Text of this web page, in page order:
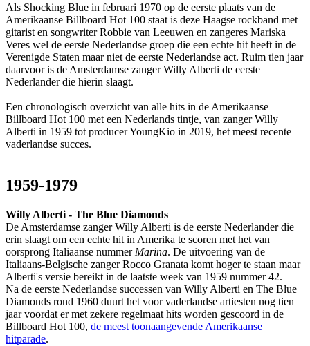
Als Shocking Blue in februari 1970 op de eerste plaats van de
Amerikaanse Billboard Hot 100 staat is deze Haagse rockband met
gitarist en songwriter Robbie van Leeuwen en zangeres Mariska
Veres wel de eerste Nederlandse groep die een echte hit heeft in de
Verenigde Staten maar niet de eerste Nederlandse act. Ruim tien jaar
daarvoor is de Amsterdamse zanger Willy Alberti de eerste
Nederlander die hierin slaagt.
Een chronologisch overzicht van alle hits in de Amerikaanse
Billboard Hot 100 met een Nederlands tintje, van zanger Willy
Alberti in 1959 tot producer YoungKio in 2019, het meest recente
vaderlandse succes.
1959-1979
Willy Alberti - The Blue Diamonds
De Amsterdamse zanger Willy Alberti is de eerste Nederlander die
erin slaagt om een echte hit in Amerika te scoren met het van
oorsprong Italiaanse nummer Marina. De uitvoering van de
Italiaans-Belgische zanger Rocco Granata komt hoger te staan maar
Alberti's versie bereikt in de laatste week van 1959 nummer 42.
Na de eerste Nederlandse successen van Willy Alberti en The Blue
Diamonds rond 1960 duurt het voor vaderlandse artiesten nog tien
jaar voordat er met zekere regelmaat hits worden gescoord in de
Billboard Hot 100, de meest toonaangevende Amerikaanse
hitparade.